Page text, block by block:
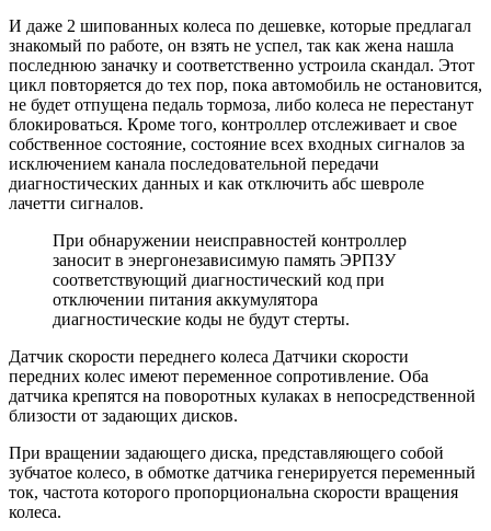
И даже 2 шипованных колеса по дешевке, которые предлагал
знакомый по работе, он взять не успел, так как жена нашла
последнюю заначку и соответственно устроила скандал. Этот
цикл повторяется до тех пор, пока автомобиль не остановится,
не будет отпущена педаль тормоза, либо колеса не перестанут
блокироваться. Кроме того, контроллер отслеживает и свое
собственное состояние, состояние всех входных сигналов за
исключением канала последовательной передачи
диагностических данных и как отключить абс шевроле
лачетти сигналов.
При обнаружении неисправностей контроллер
заносит в энергонезависимую память ЭРПЗУ
соответствующий диагностический код при
отключении питания аккумулятора
диагностические коды не будут стерты.
Датчик скорости переднего колеса Датчики скорости
передних колес имеют переменное сопротивление. Оба
датчика крепятся на поворотных кулаках в непосредственной
близости от задающих дисков.
При вращении задающего диска, представляющего собой
зубчатое колесо, в обмотке датчика генерируется переменный
ток, частота которого пропорциональна скорости вращения
колеса.